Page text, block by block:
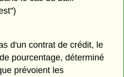
d'un contrat de crédit, le
pourcentage, déterminé
prévoient les